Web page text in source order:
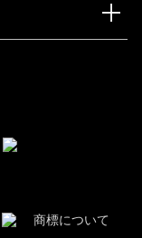
商標について